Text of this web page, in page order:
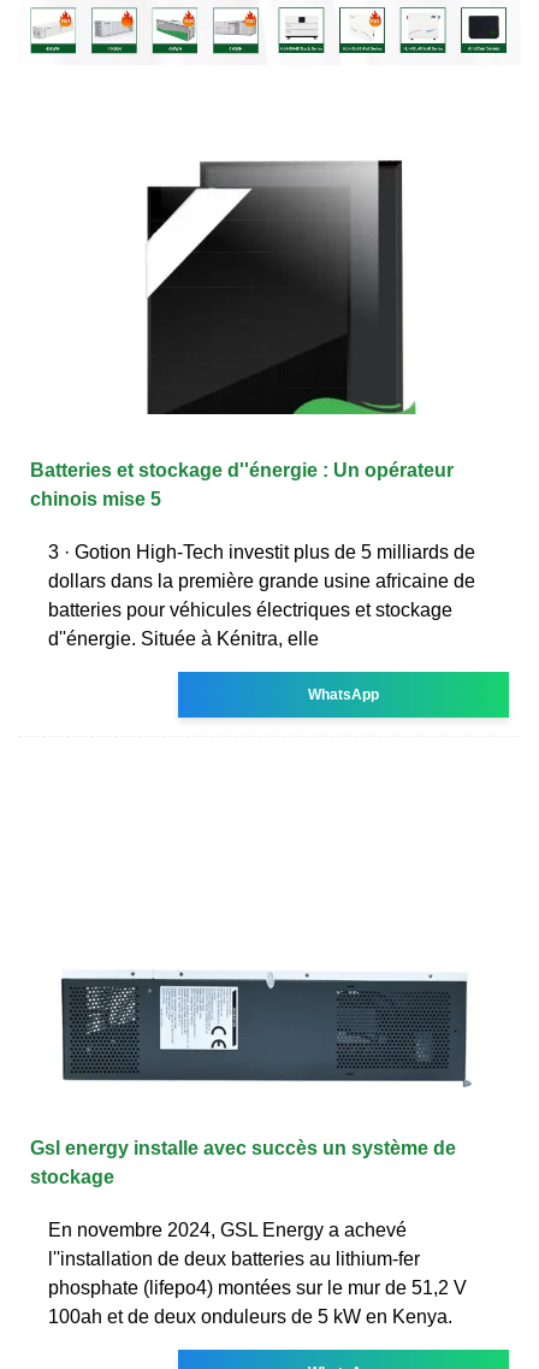
Batteries et stockage d''énergie : Un opérateur
chinois mise 5
3 · Gotion High-Tech investit plus de 5 milliards de
dollars dans la première grande usine africaine de
batteries pour véhicules électriques et stockage
d''énergie. Située à Kénitra, elle
WhatsApp
Gsl energy installe avec succès un système de
stockage
En novembre 2024, GSL Energy a achevé
l''installation de deux batteries au lithium-fer
phosphate (lifepo4) montées sur le mur de 51,2 V
100ah et de deux onduleurs de 5 kW en Kenya.